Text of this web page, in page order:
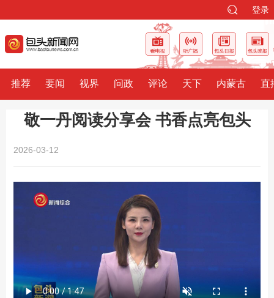
登录
推荐 要闻 视界 问政 评论 天下 内蒙古 直
敬一丹阅读分享会 书香点亮包头
2026-03-12